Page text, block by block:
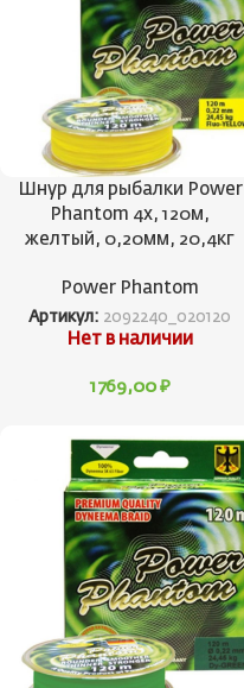
Шнур для рыбалки Power
Phantom 4x, 120м,
желтый, 0,20мм, 20,4кг
Power Phantom
Артикул: 2092240_020120
Нет в наличии
1769,00 ₽